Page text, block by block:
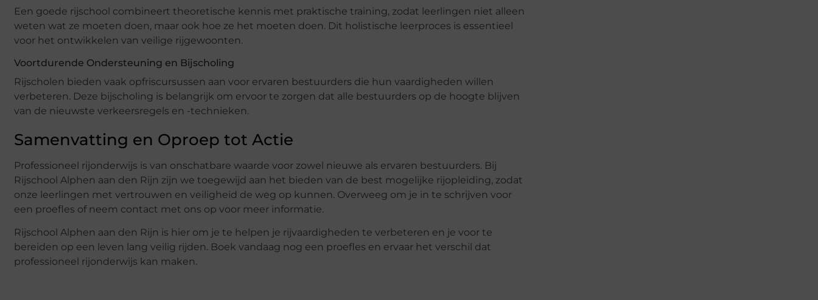
Een goede rijschool combineert theoretische kennis met praktische training, zodat leerlingen niet alleen
weten wat ze moeten doen, maar ook hoe ze het moeten doen. Dit holistische leerproces is essentieel
voor het ontwikkelen van veilige rijgewoonten.
Voortdurende Ondersteuning en Bijscholing
Rijscholen bieden vaak opfriscursussen aan voor ervaren bestuurders die hun vaardigheden willen
verbeteren. Deze bijscholing is belangrijk om ervoor te zorgen dat alle bestuurders op de hoogte blijven
van de nieuwste verkeersregels en -technieken.
Samenvatting en Oproep tot Actie
Professioneel rijonderwijs is van onschatbare waarde voor zowel nieuwe als ervaren bestuurders. Bij
Rijschool Alphen aan den Rijn zijn we toegewijd aan het bieden van de best mogelijke rijopleiding, zodat
onze leerlingen met vertrouwen en veiligheid de weg op kunnen. Overweeg om je in te schrijven voor
een proefles of neem contact met ons op voor meer informatie.
Rijschool Alphen aan den Rijn is hier om je te helpen je rijvaardigheden te verbeteren en je voor te
bereiden op een leven lang veilig rijden. Boek vandaag nog een proefles en ervaar het verschil dat
professioneel rijonderwijs kan maken.